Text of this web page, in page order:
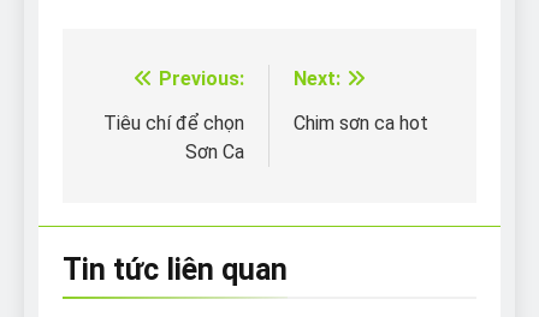
Điều
hướng
Previous:
Tiêu chí để chọn
Sơn Ca
Next:
Chim sơn ca hot
Tin tức liên quan